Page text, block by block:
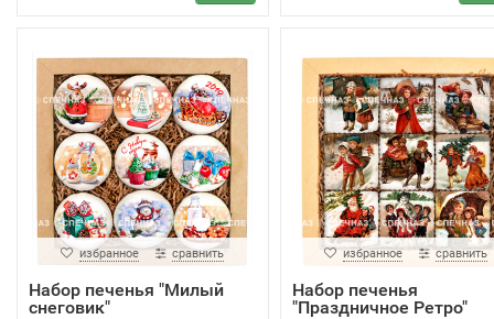
избранное сравнить
Набор печенья "Милый
снеговик"
избранное сравнить
Набор печенья
"Праздничное Ретро"